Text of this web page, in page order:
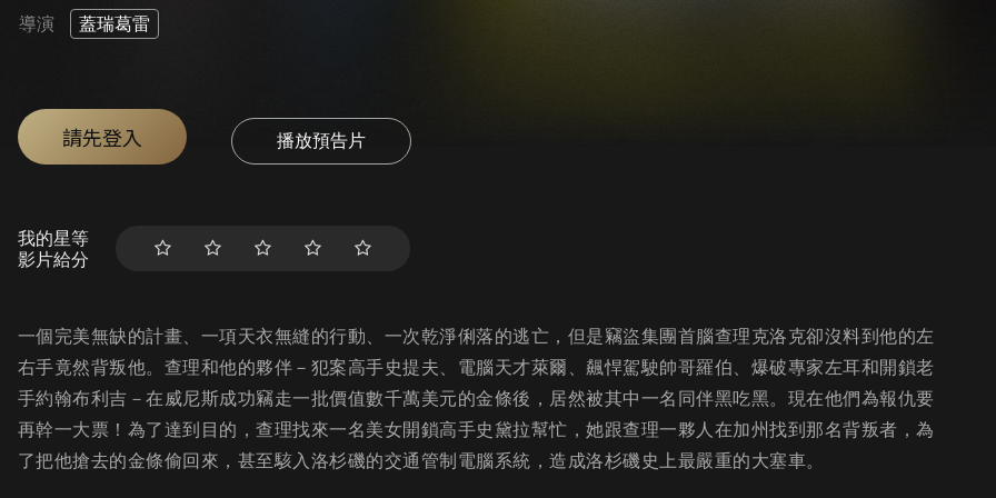
導演 蓋瑞葛雷
請先登入 播放預告片
我的星等
影片給分
一個完美無缺的計畫、一項天衣無縫的行動、一次乾淨俐落的逃亡，但是竊盜集團首腦查理克洛克卻沒料到他的左
右手竟然背叛他。查理和他的夥伴－犯案高手史提夫、電腦天才萊爾、飆悍駕駛帥哥羅伯、爆破專家左耳和開鎖老
手約翰布利吉－在威尼斯成功竊走一批價值數千萬美元的金條後，居然被其中一名同伴黑吃黑。現在他們為報仇要
再幹一大票！為了達到目的，查理找來一名美女開鎖高手史黛拉幫忙，她跟查理一夥人在加州找到那名背叛者，為
了把他搶去的金條偷回來，甚至駭入洛杉磯的交通管制電腦系統，造成洛杉磯史上最嚴重的大塞車。